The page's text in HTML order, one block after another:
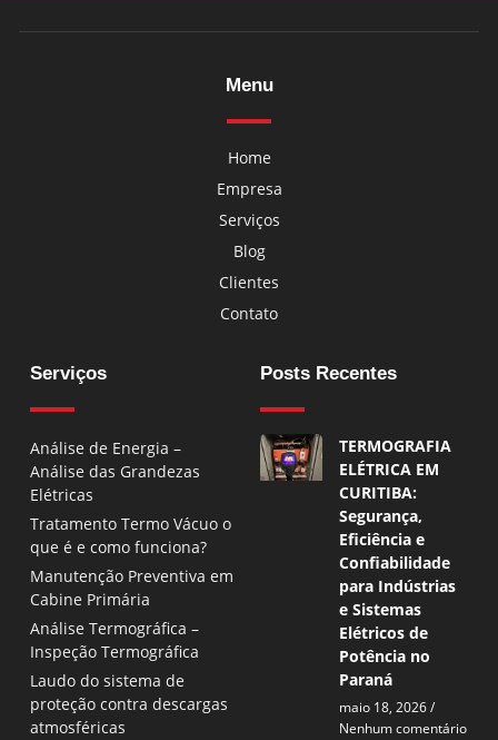
Menu
Home
Empresa
Serviços
Blog
Clientes
Contato
Serviços
Análise de Energia –
Análise das Grandezas
Elétricas
Tratamento Termo Vácuo o
que é e como funciona?
Manutenção Preventiva em
Cabine Primária
Análise Termográfica –
Inspeção Termográfica
Laudo do sistema de
proteção contra descargas
atmosféricas
Posts Recentes
TERMOGRAFIA
ELÉTRICA EM
CURITIBA:
Segurança,
Eficiência e
Confiabilidade
para Indústrias
e Sistemas
Elétricos de
Potência no
Paraná
maio 18, 2026
Nenhum comentário